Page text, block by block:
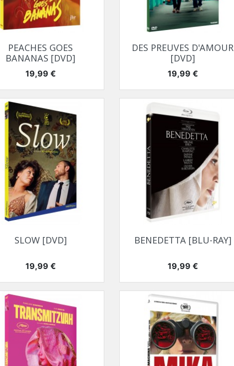
Aperçu rapide
PEACHES GOES
BANANAS [DVD]
Prix
19,99 €
Aperçu rapide
DES PREUVES D'AMOUR
[DVD]
Prix
19,99 €
Aperçu rapide
SLOW [DVD]
Prix
19,99 €
Aperçu rapide
BENEDETTA [BLU-RAY]
Prix
19,99 €